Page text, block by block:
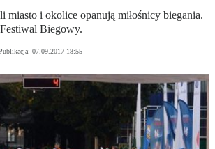
miasto i okolice opanują miłośnicy biegania.
Biegowy.
07.09.2017 18:55